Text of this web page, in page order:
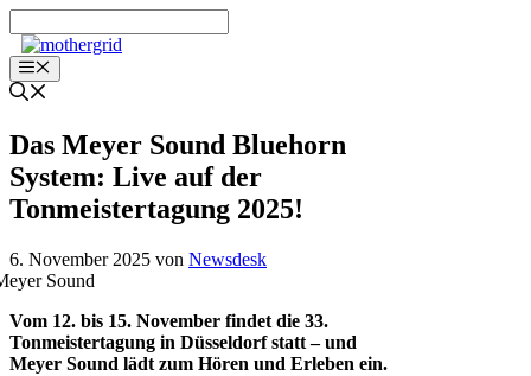
Inhalt
springenMenü
Das Meyer Sound Bluehorn
System: Live auf der
Tonmeistertagung 2025!
6. November 2025 von Newsdesk
Vom 12. bis 15. November findet die 33.
Tonmeistertagung in Düsseldorf statt – und
Meyer Sound lädt zum Hören und Erleben ein.